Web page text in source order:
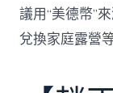
議用“美德幣”
兌換家庭露營